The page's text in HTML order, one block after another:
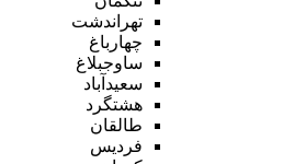
تهراندشت
چهارباغ
ساوجبلاغ
سعیدآباد
هشتگرد
طالقان
فردیس